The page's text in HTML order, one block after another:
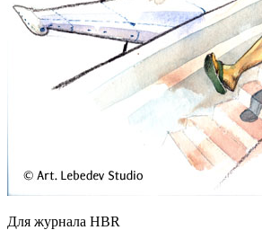
Для журнала HBR